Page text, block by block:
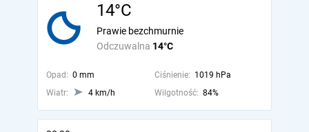
14°C
Odczuwalna 14°C
Prawie bezchmurnie
Opad: 0 mm Ciśnienie: 1019 hPa
Wiatr:
4 km/h Wilgotność: 84%